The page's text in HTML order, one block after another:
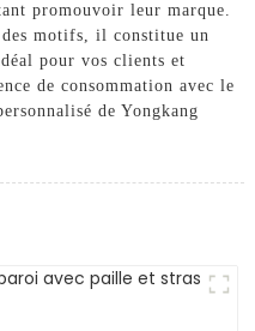
promouvoir leur marque.
des motifs, il constitue un
pour vos clients et
de consommation avec le
de Yongkang